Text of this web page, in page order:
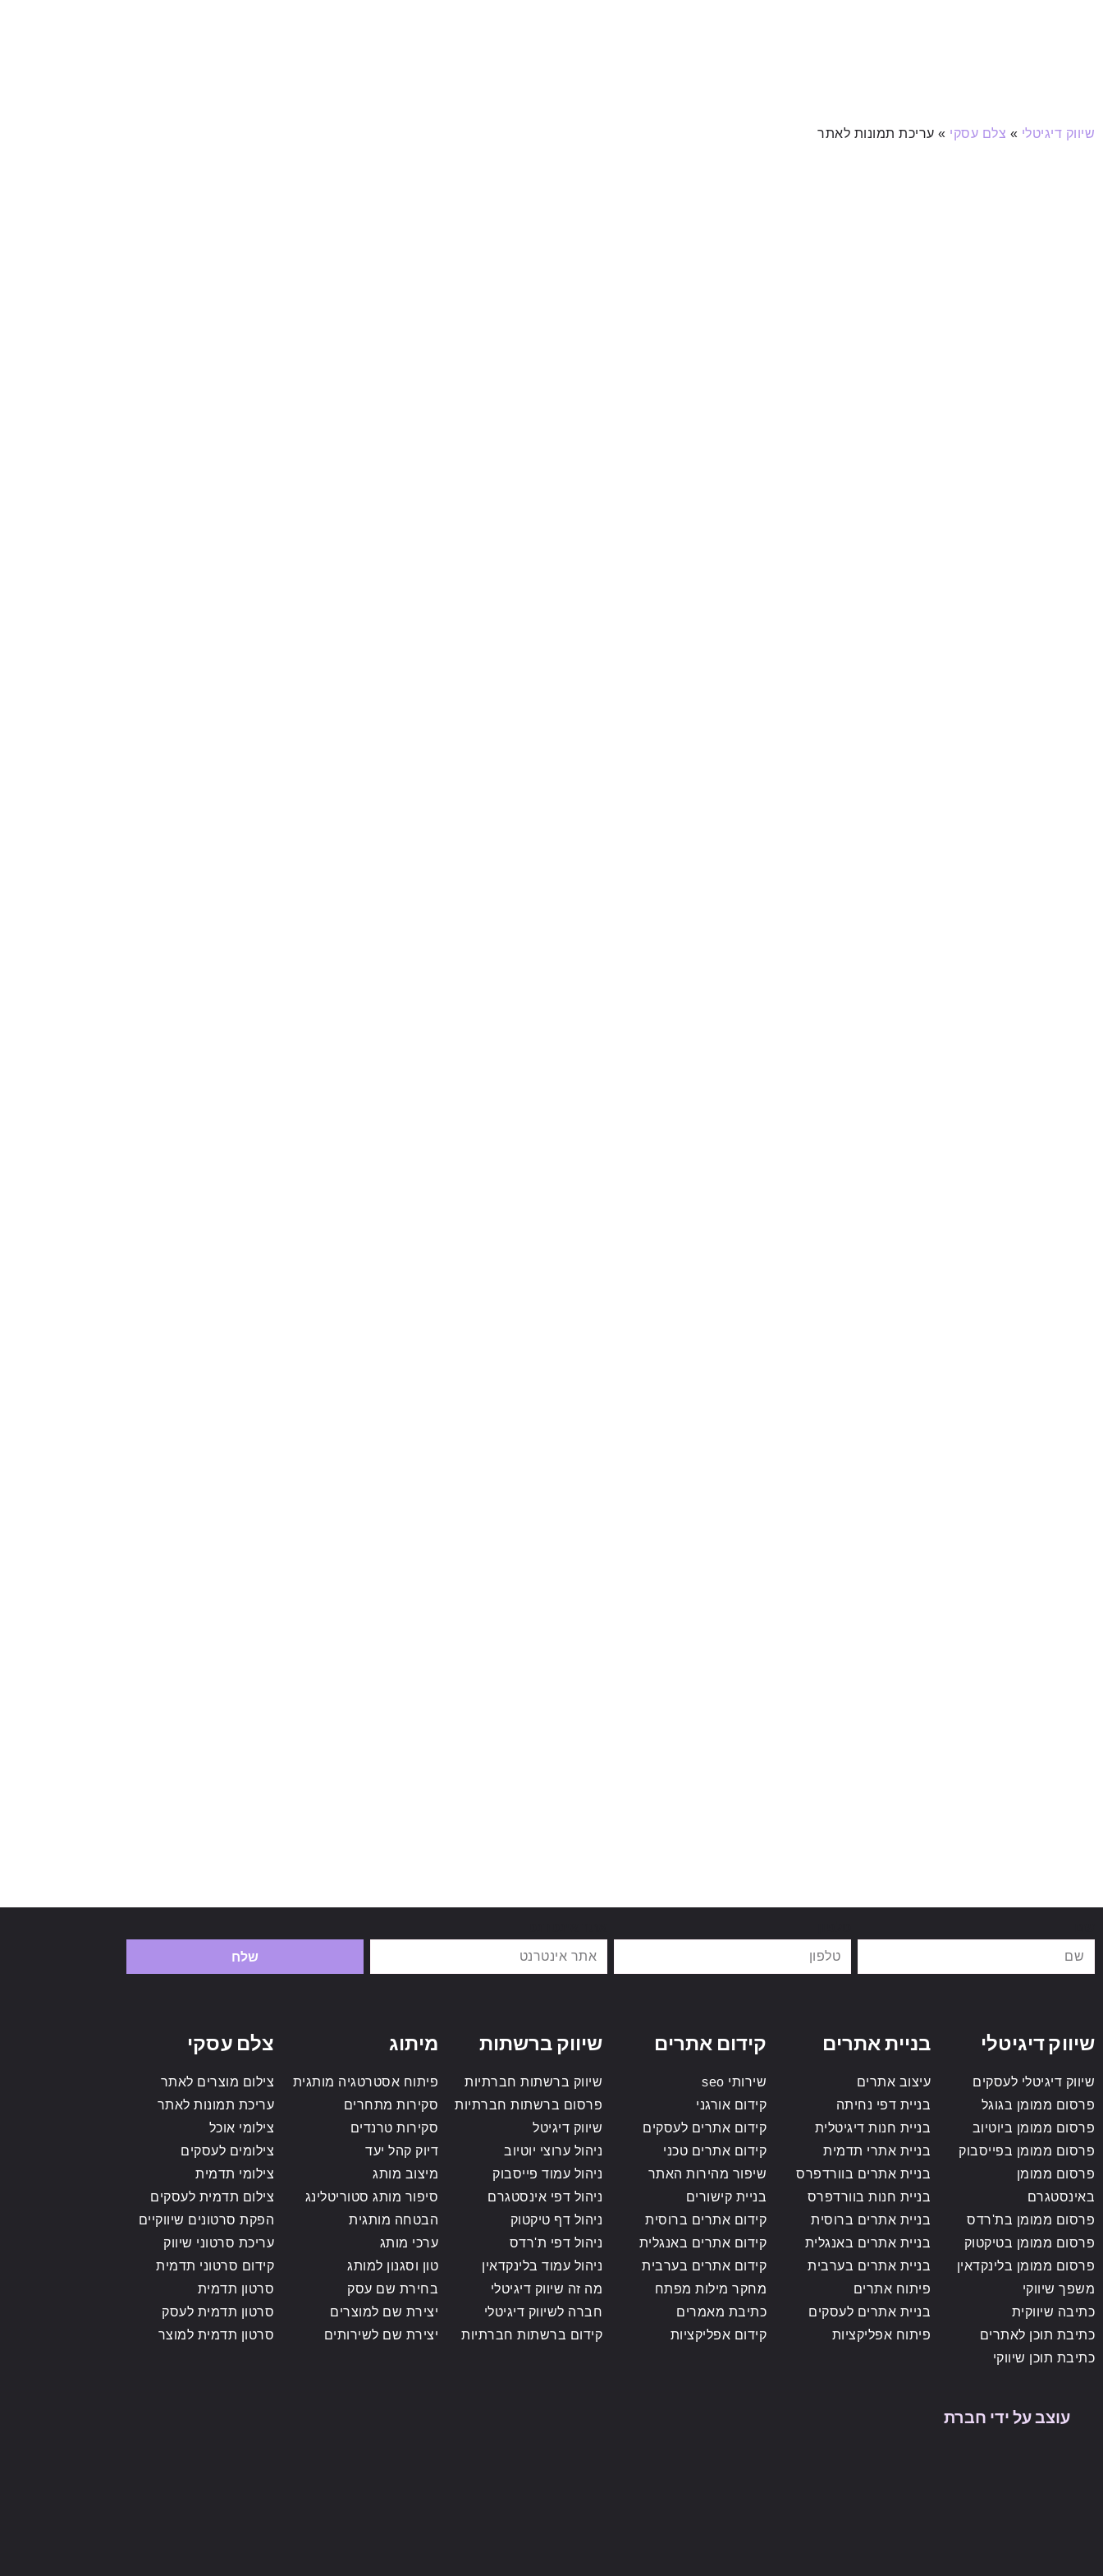
שיווק דיגיטלי » צלם עסקי » עריכת תמונות לאתר
שלח
שיווק דיגיטלי
שיווק דיגיטלי לעסקים
פרסום ממומן בגוגל
פרסום ממומן ביוטיוב
פרסום ממומן בפייסבוק
פרסום ממומן
באינסטגרם
פרסום ממומן בת'רדס
פרסום ממומן בטיקטוק
פרסום ממומן בלינקדאין
משפך שיווקי
כתיבה שיווקית
כתיבת תוכן לאתרים
כתיבת תוכן שיווקי
בניית אתרים
עיצוב אתרים
בניית דפי נחיתה
בניית חנות דיגיטלית
בניית אתרי תדמית
בניית אתרים בוורדפרס
בניית חנות בוורדפרס
בניית אתרים ברוסית
בניית אתרים באנגלית
בניית אתרים בערבית
פיתוח אתרים
בניית אתרים לעסקים
פיתוח אפליקציות
קידום אתרים
שירותי seo
קידום אורגני
קידום אתרים לעסקים
קידום אתרים טכני
שיפור מהירות האתר
בניית קישורים
קידום אתרים ברוסית
קידום אתרים באנגלית
קידום אתרים בערבית
מחקר מילות מפתח
כתיבת מאמרים
קידום אפליקציות
שיווק ברשתות
שיווק ברשתות חברתיות
פרסום ברשתות חברתיות
שיווק דיגיטל
ניהול ערוצי יוטיוב
ניהול עמוד פייסבוק
ניהול דפי אינסטגרם
ניהול דף טיקטוק
ניהול דפי ת'רדס
ניהול עמוד בלינקדאין
מה זה שיווק דיגיטלי
חברה לשיווק דיגיטלי
קידום ברשתות חברתיות
מיתוג
פיתוח אסטרטגיה מותגית
סקירות מתחרים
סקירות טרנדים
דיוק קהל יעד
מיצוב מותג
סיפור מותג סטוריטלינג
הבטחה מותגית
ערכי מותג
טון וסגנון למותג
בחירת שם עסק
יצירת שם למוצרים
יצירת שם לשירותים
צלם עסקי
צילום מוצרים לאתר
עריכת תמונות לאתר
צילומי אוכל
צילומים לעסקים
צילומי תדמית
צילום תדמית לעסקים
הפקת סרטונים שיווקיים
עריכת סרטוני שיווק
קידום סרטוני תדמית
סרטון תדמית
סרטון תדמית לעסק
סרטון תדמית למוצר
עוצב על ידי חברת